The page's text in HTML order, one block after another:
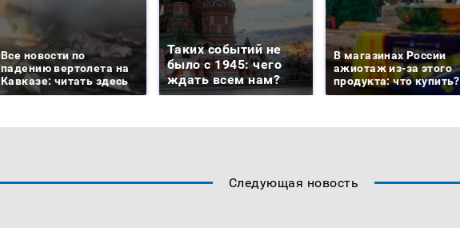
Все новости по
падению вертолета на
Кавказе: читать здесь
Таких событий не
было с 1945: чего
ждать всем нам?
В магазинах России
ажиотаж из-за этого
продукта: что купить?
Следующая новость